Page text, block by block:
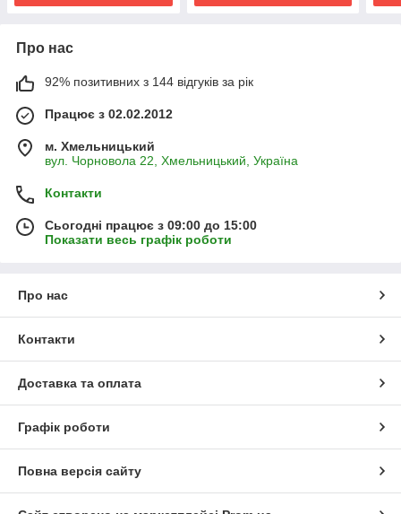
Про нас
92% позитивних з 144 відгуків за рік
Працює з 02.02.2012
м. Хмельницький
вул. Чорновола 22, Хмельницький, Україна
Контакти
Сьогодні працює з 09:00 до 15:00
Показати весь графік роботи
Про нас
Контакти
Доставка та оплата
Графік роботи
Повна версія сайту